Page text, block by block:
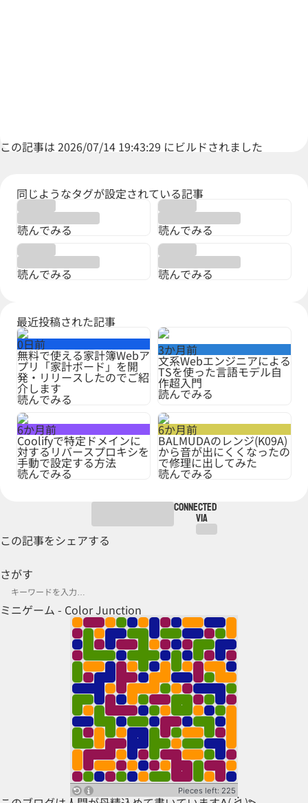
この記事は 2026/07/14 19:43:29 にビルドされました
同じようなタグが設定されている記事
読んでみる 読んでみる
読んでみる 読んでみる
最近投稿された記事
0日前
無料で使える家計簿Webア
プリ「家計ボード」を開
発・リリースしたのでご紹
介します
読んでみる
3か月前
文系Webエンジニアによる
TSを使った言語モデル自
作超入門
読んでみる
6か月前
Coolifyで特定ドメインに
対するリバースプロキシを
手動で設定する方法
読んでみる
6か月前
BALMUDAのレンジ(K09A)
から音が出にくくなったの
で修理に出してみた
読んでみる
CONNECTED
VIA
この記事をシェアする
さがす
ミニゲーム - Color Junction